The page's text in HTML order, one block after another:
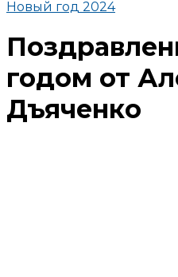
Новый год 2024
годом от
Дъяченко